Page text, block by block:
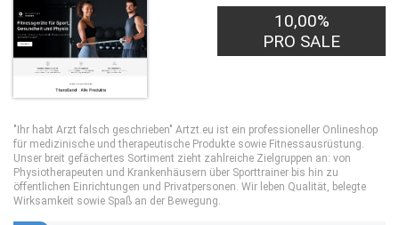
10,00%
PRO SALE
"Ihr habt Arzt falsch geschrieben" Artzt.eu ist ein professioneller Onlineshop
für medizinische und therapeutische Produkte sowie Fitnessausrüstung.
Unser breit gefächertes Sortiment zieht zahlreiche Zielgruppen an: von
Physiotherapeuten und Krankenhäusern über Sporttrainer bis hin zu
öffentlichen Einrichtungen und Privatpersonen. Wir leben Qualität, belegte
Wirksamkeit sowie Spaß an der Bewegung.